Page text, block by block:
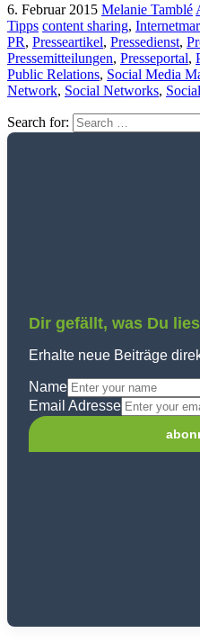
6. Februar 2015 Melanie Tamblé
Tipps content sharing,
PR, Presseartikel, Pressedienst,
Pressemitteilungen, Presseportal,
Public Relations, Social Media
Network, Social Networks,
Search for:
Dir gefällt, was Du
Erhalte neue Beiträge
Name
Email Adresse